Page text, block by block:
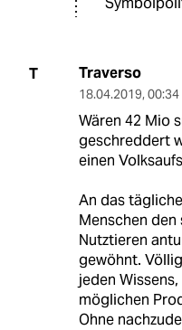
T Traverso
18.04.2019, 00:34
Wären 42 Mio
geschreddert
einen
An das
Menschen
Nutztieren
gewöhnt.
jeden
möglichen
Ohne